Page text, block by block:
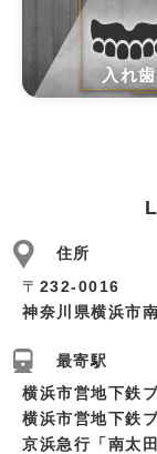
入れ歯
住所
〒 232-0016
神奈川県横浜市
最寄駅
横浜市営地下鉄
横浜市営地下鉄
京浜急行「南太